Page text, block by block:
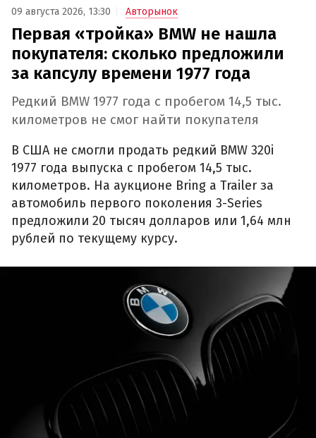
09 августа 2026, 13:30 Авторынок
Первая «тройка» BMW не нашла
покупателя: сколько предложили
за капсулу времени 1977 года
Редкий BMW 1977 года с пробегом 14,5 тыс.
километров не смог найти покупателя
В США не смогли продать редкий BMW 320i
1977 года выпуска с пробегом 14,5 тыс.
километров. На аукционе Bring a Trailer за
автомобиль первого поколения 3-Series
предложили 20 тысяч долларов или 1,64 млн
рублей по текущему курсу.